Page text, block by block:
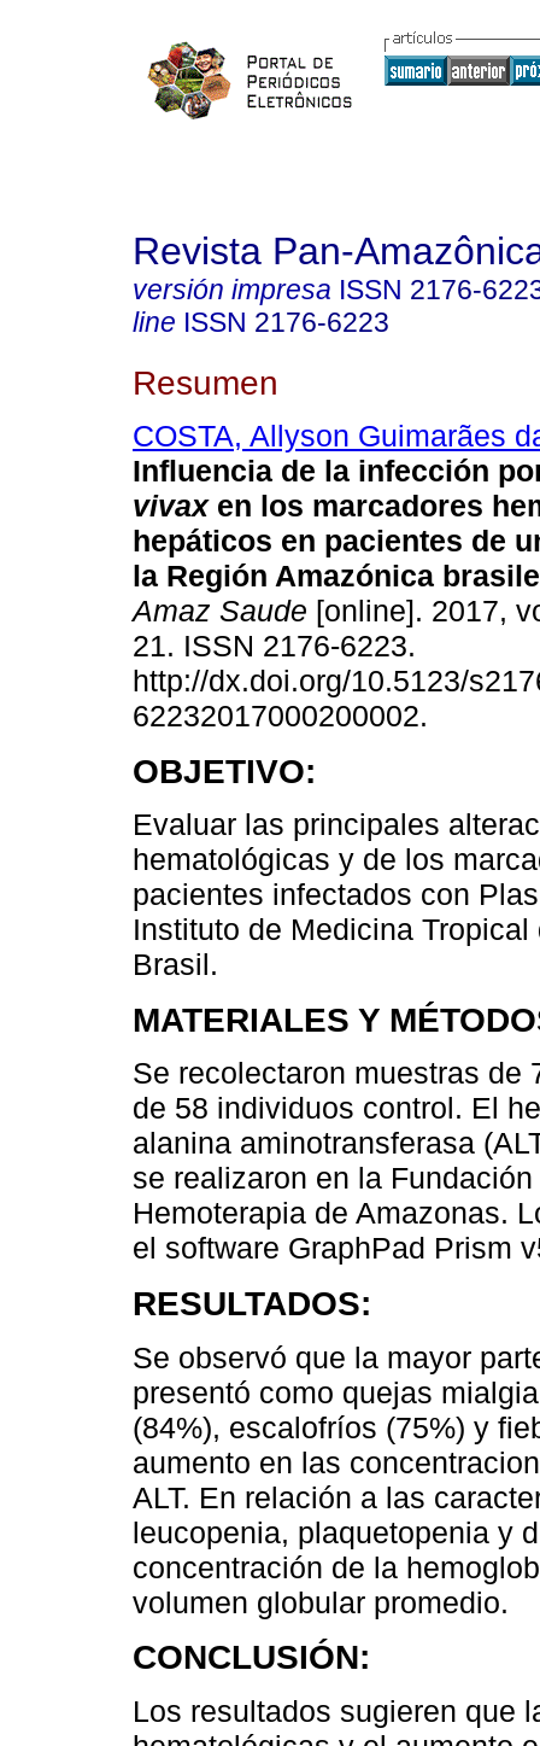
Revista Pan-
versión impresa ISSN 2176-
line ISSN 2176-6223
Resumen
COSTA, Allyson Guimarães
Influencia de la infección
vivaxen los marcadores
hepáticos en pacientes de
la Región Amazónica
Amaz Saude [online]. 2017,
21. ISSN 2176-6223.
http://dx.doi.org/10.5123/
62232017000200002.
OBJETIVO:
Evaluar las principales
hematológicas y de los
pacientes infectados con
Instituto de Medicina
Brasil.
MATERIALES Y
Se recolectaron muestras de
de 58 individuos control. El
alanina aminotransferasa
se realizaron en la
Hemoterapia de Amazonas.
el software GraphPad Prism
RESULTADOS:
Se observó que la mayor
presentó como quejas
(84%), escalofríos (75%) y
aumento en las
ALT. En relación a las
leucopenia, plaquetopenia y
concentración de la
volumen globular promedio.
CONCLUSIÓN:
Los resultados sugieren que